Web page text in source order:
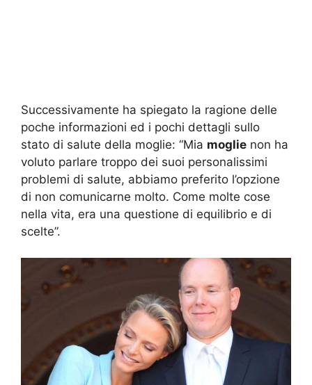
Successivamente ha spiegato la ragione delle
poche informazioni ed i pochi dettagli sullo
stato di salute della moglie: “Mia moglie non ha
voluto parlare troppo dei suoi personalissimi
problemi di salute, abbiamo preferito l’opzione
di non comunicarne molto. Come molte cose
nella vita, era una questione di equilibrio e di
scelte”.